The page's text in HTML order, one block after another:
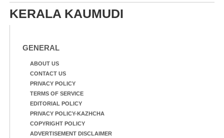
KERALA KAUMUDI
GENERAL
ABOUT US
CONTACT US
PRIVACY POLICY
TERMS OF SERVICE
EDITORIAL POLICY
PRIVACY POLICY-KAZHCHA
COPYRIGHT POLICY
ADVERTISEMENT DISCLAIMER